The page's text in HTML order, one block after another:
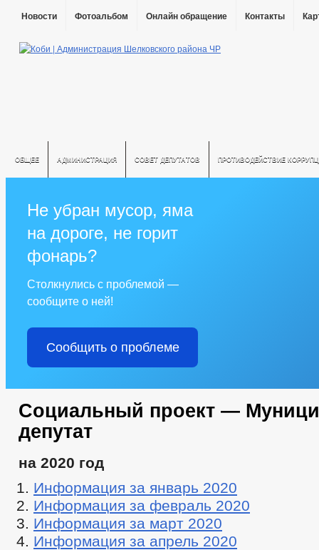
Новости Фотоальбом Онлайн обращение Контакты
ОБЩЕЕ АДМИНИСТРАЦИЯ СОВЕТ ДЕПУТАТОВ ПРОТИВОДЕЙСТВИЕ
Не убран мусор, яма
на дороге, не горит
фонарь?
Столкнулись с проблемой —
сообщите о ней!
Сообщить о проблеме
Социальный проект —
депутат
на 2020 год
Информация за январь 2020
Информация за февраль 2020
Информация за март 2020
Информация за апрель 2020